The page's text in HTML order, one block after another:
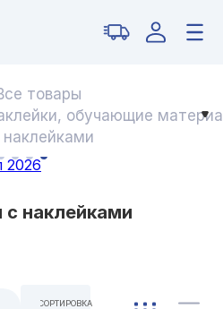
товары
обучающие
наклейками
с наклейками
СОРТИРОВКА